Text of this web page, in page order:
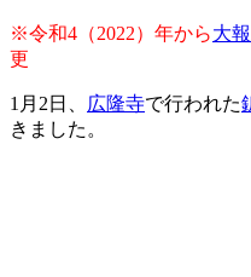
※令和4（2022）年から大
更
1月2日、 広隆寺で行われた
きました。